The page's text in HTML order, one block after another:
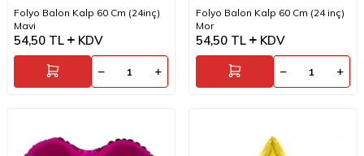
Folyo Balon Kalp 60 Cm (24inç)
Mavi
54,50 TL KDV
Folyo Balon Kalp 60 Cm (24 inç)
Mor
54,50 TL KDV